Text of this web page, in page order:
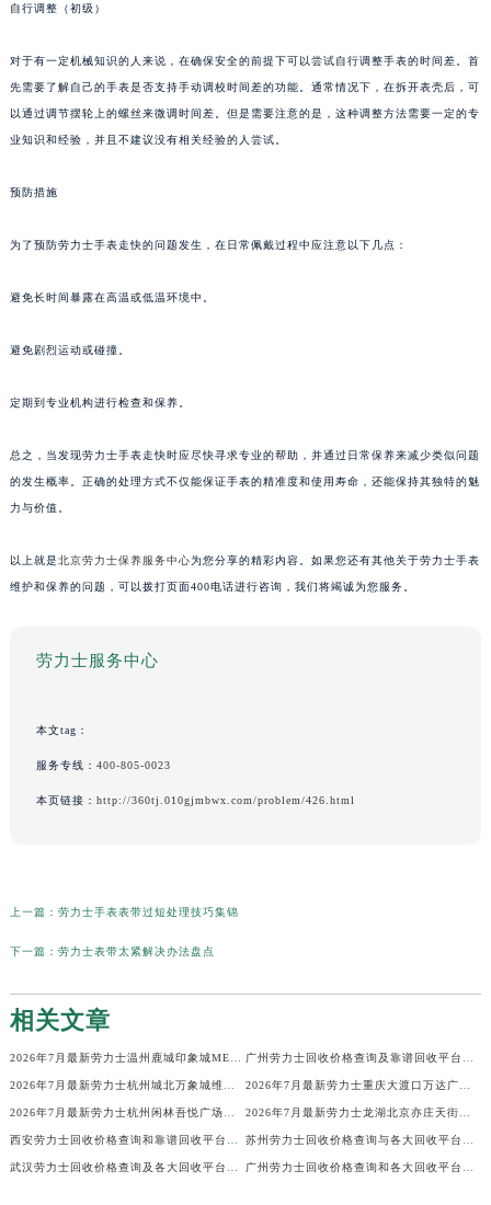
自行调整（初级）
对于有一定机械知识的人来说，在确保安全的前提下可以尝试自行调整手表的时间差。首
先需要了解自己的手表是否支持手动调校时间差的功能。通常情况下，在拆开表壳后，可
以通过调节摆轮上的螺丝来微调时间差。但是需要注意的是，这种调整方法需要一定的专
业知识和经验，并且不建议没有相关经验的人尝试。
预防措施
为了预防劳力士手表走快的问题发生，在日常佩戴过程中应注意以下几点：
避免长时间暴露在高温或低温环境中。
避免剧烈运动或碰撞。
定期到专业机构进行检查和保养。
总之，当发现劳力士手表走快时应尽快寻求专业的帮助，并通过日常保养来减少类似问题
的发生概率。正确的处理方式不仅能保证手表的精准度和使用寿命，还能保持其独特的魅
力与价值。
以上就是北京劳力士保养服务中心为您分享的精彩内容。如果您还有其他关于劳力士手表
维护和保养的问题，可以拨打页面400电话进行咨询，我们将竭诚为您服务。
劳力士服务中心
本文tag：
服务专线： 400-805-0023
本页链接： http://360tj.010gjmbwx.com/problem/426.html
上一篇： 劳力士手表表带过短处理技巧集锦
下一篇： 劳力士表带太紧解决办法盘点
相关文章